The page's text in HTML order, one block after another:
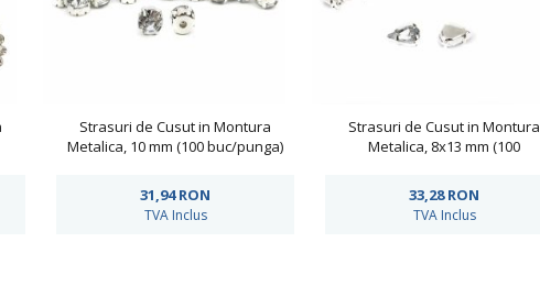
Strasuri de Cusut in Montura
Metalica, 10 mm (100 buc/punga)
31,94RON
TVA Inclus
Strasuri de Cusut in Montura
Metalica, 8x13 mm (100
33,28RON
TVA Inclus